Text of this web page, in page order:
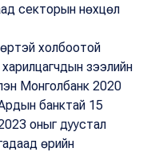
секторын нөхцөл
холбоотой
зээлийн
Монголбанк 2020
банктай 15
оныг дуустал
өрийн